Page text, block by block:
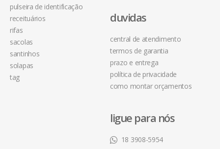
pulseira de identificação
receituários
rifas
sacolas
santinhos
solapas
tag
duvidas
central de atendimento
termos de garantia
prazo e entrega
política de privacidade
como montar orçamentos
ligue para nós
18 3908-5954